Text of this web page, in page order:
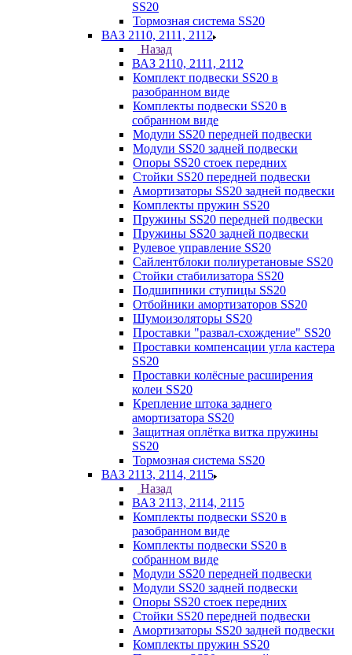
SS20
Тормозная система SS20
ВАЗ 2110, 2111, 2112
Назад
ВАЗ 2110, 2111, 2112
Комплект подвески SS20 в
разобранном виде
Комплекты подвески SS20 в
собранном виде
Модули SS20 передней подвески
Модули SS20 задней подвески
Опоры SS20 стоек передних
Стойки SS20 передней подвески
Амортизаторы SS20 задней подвески
Комплекты пружин SS20
Пружины SS20 передней подвески
Пружины SS20 задней подвески
Рулевое управление SS20
Сайлентблоки полиуретановые SS20
Стойки стабилизатора SS20
Подшипники ступицы SS20
Отбойники амортизаторов SS20
Шумоизоляторы SS20
Проставки "развал-схождение" SS20
Проставки компенсации угла кастера
SS20
Проставки колёсные расширения
колеи SS20
Крепление штока заднего
амортизатора SS20
Защитная оплётка витка пружины
SS20
Тормозная система SS20
ВАЗ 2113, 2114, 2115
Назад
ВАЗ 2113, 2114, 2115
Комплекты подвески SS20 в
разобранном виде
Комплекты подвески SS20 в
собранном виде
Модули SS20 передней подвески
Модули SS20 задней подвески
Опоры SS20 стоек передних
Стойки SS20 передней подвески
Амортизаторы SS20 задней подвески
Комплекты пружин SS20